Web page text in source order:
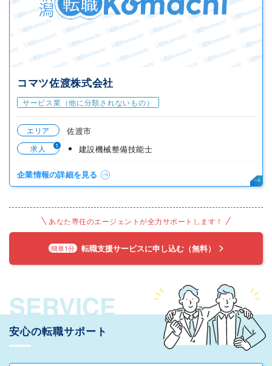
コマツ佐渡株式会社
サービス業（他に分類されないもの）
エリア 佐渡市
求人 1 建設機械整備技能士
企業情報の詳細を見る
あなた専任のエージェントが全力サポートします！
簡単1分 転職支援サービスに申し込む（無料）
SERVICE
安心の転職サポート